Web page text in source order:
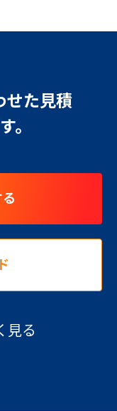
せた見積
。
見る